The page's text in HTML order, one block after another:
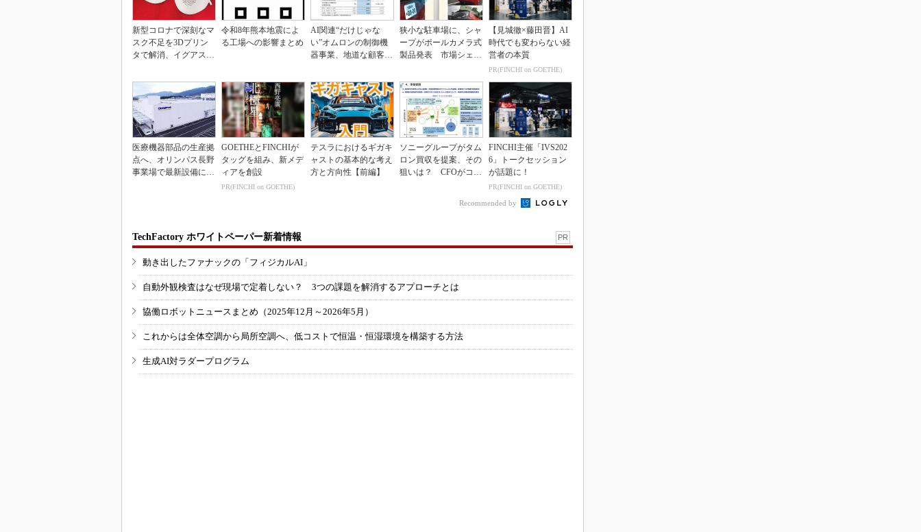
新型コロナで深刻なマ
スク不足を3Dプリン
タで解消、イグアスが
令和8年熊本地震によ
る工場への影響まとめ
AI関連“だけじゃな
い”オムロンの制御機
器事業、地道な顧客基
狭小な駐車場に、シャ
ープがポールカメラ式
製品発表 市場シェア
【見城徹×藤田晋】AI
時代でも変わらない経
営者の本質
PR(FINCHI on GOETHE)
医療機器部品の生産拠
点へ、オリンパス長野
事業場で最新設備に機
GOETHEとFINCHIが
タッグを組み、新メデ
ィアを創設
PR(FINCHI on GOETHE)
テスラにおけるギガキ
ャストの基本的な考え
方と方向性【前編】
ソニーグループがタム
ロン買収を提案、その
狙いは？ CFOがコメ
FINCHI主催「IVS202
6」トークセッション
が話題に！
PR(FINCHI on GOETHE)
Recommended by
TechFactory ホワイトペーパー新着情報 PR
動き出したファナックの「フィジカルAI」
自動外観検査はなぜ現場で定着しない？ 3つの課題を解消するアプローチとは
協働ロボットニュースまとめ（2025年12月～2026年5月）
これからは全体空調から局所空調へ、低コストで恒温・恒湿環境を構築する方法
生成AI対ラダープログラム